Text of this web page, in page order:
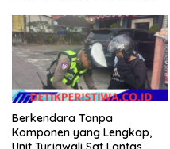
Berkendara Tanpa
Komponen yang Lengkap,